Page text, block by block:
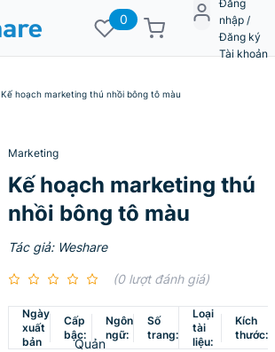
0
Đăng
nhập /
Đăng ký
Tài khoản
Kế hoạch marketing thú nhồi bông tô màu
Marketing
Kế hoạch marketing thú
nhồi bông tô màu
Tác giả: Weshare
(0 lượt đánh giá)
Ngày
xuất
bản
Cấp
bậc:
Ngôn
ngữ:
Số
trang:
Loại
tài
liệu:
Kích
thước:
Quản